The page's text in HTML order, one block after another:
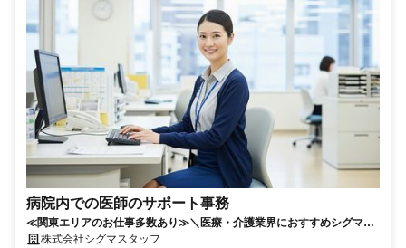
病院内での医師のサポート事務
≪関東エリアのお仕事多数あり≫＼医療・介護業界におすすめシグマス
タッフ☆／履歴書不要
株式会社シグマスタッフ